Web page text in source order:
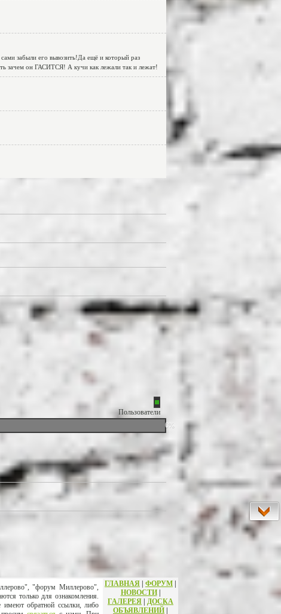
Пользователи
0%
"форум Миллерово",
только для ознакомления.
имеют обратной ссылки, либо
ГЛАВНАЯ ФОРУМ
НОВОСТИ|
ГАЛЕРЕЯ
ДОСКА
ОБЪЯВЛЕНИЙ